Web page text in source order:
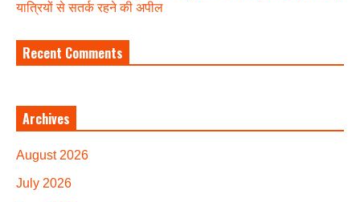
यात्रियों से सतर्क रहने की अपील
Recent Comments
Archives
August 2026
July 2026